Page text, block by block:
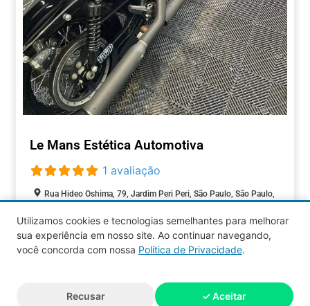
Le Mans Estética Automotiva
1 avaliação
Rua Hideo Oshima, 79, Jardim Peri Peri, São Paulo, São Paulo,
AUTOMOTIVOS Fechado agora:
reservados.
Utilizamos cookies e tecnologias semelhantes para melhorar
sua experiência em nosso site. Ao continuar navegando,
você concorda com nossa Política de Privacidade.
Recusar ✓ Aceitar